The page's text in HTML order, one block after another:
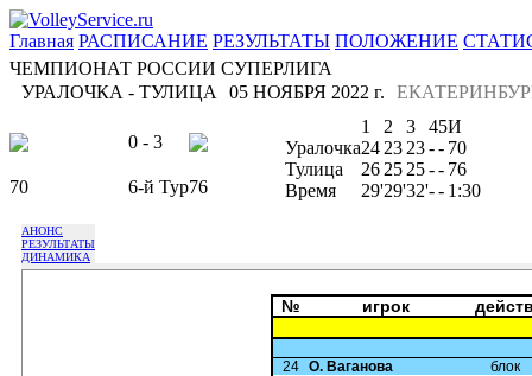
Главная РАСПИСАНИЕ РЕЗУЛЬТАТЫ ПОЛОЖЕНИЕ
ЧЕМПИОНАТ РОССИИ СУПЕРЛИГА
УРАЛОЧКА - ТУЛИЦА
05 НОЯБРЯ 2022 г.
0 - 3
70 6-й Тур76
1 2 3 45И
Уралочка24 23 23-- 70
Тулица
26 25 25-- 76
Время
29'29'32'-- 1:30
АНОНС
РЕЗУЛЬТАТЫ
ДИНАМИКА
№ игрок
24 О. Ваганова
блок